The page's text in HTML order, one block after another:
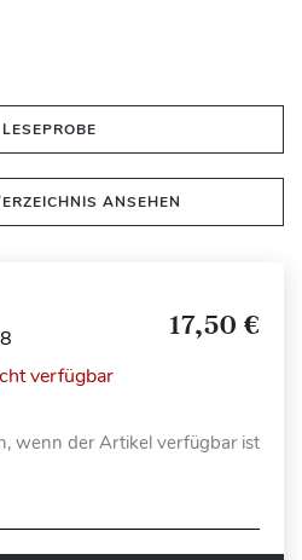
LESEPROBE
ANSEHEN
17,50 €
verfügbar
wenn der Artikel verfügbar ist